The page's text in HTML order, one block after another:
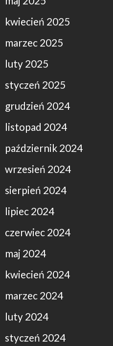
kwiecień 2025
marzec 2025
luty 2025
styczeń 2025
grudzień 2024
listopad 2024
październik 2024
wrzesień 2024
sierpień 2024
lipiec 2024
czerwiec 2024
maj 2024
kwiecień 2024
marzec 2024
luty 2024
styczeń 2024